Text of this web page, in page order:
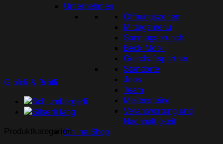
Unternehmen
Öffnungszeiten
Mittagsmenu
Sonntagsbrunch
Beck Mobil
Geschäftspartner
Standorte
Jobs
Team
Meilensteine
Verantwortung und
Nachhaltigkeit
Online Shop
Gipfeli & Brötli
Produktkategorien